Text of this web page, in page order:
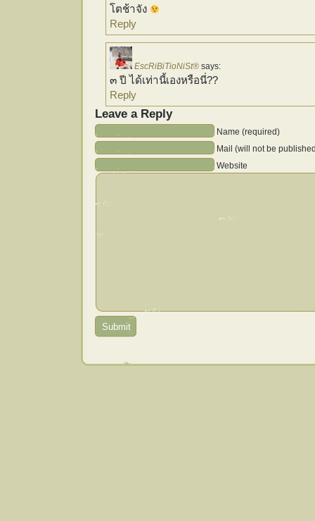
โตช้าจัง
Reply
EscRiBiTioNiSt® says:
๓ ปี ได้เท่านี้เองหรือนี่??
Reply
Leave a Reply
Name (required)
Mail (will not be
Website